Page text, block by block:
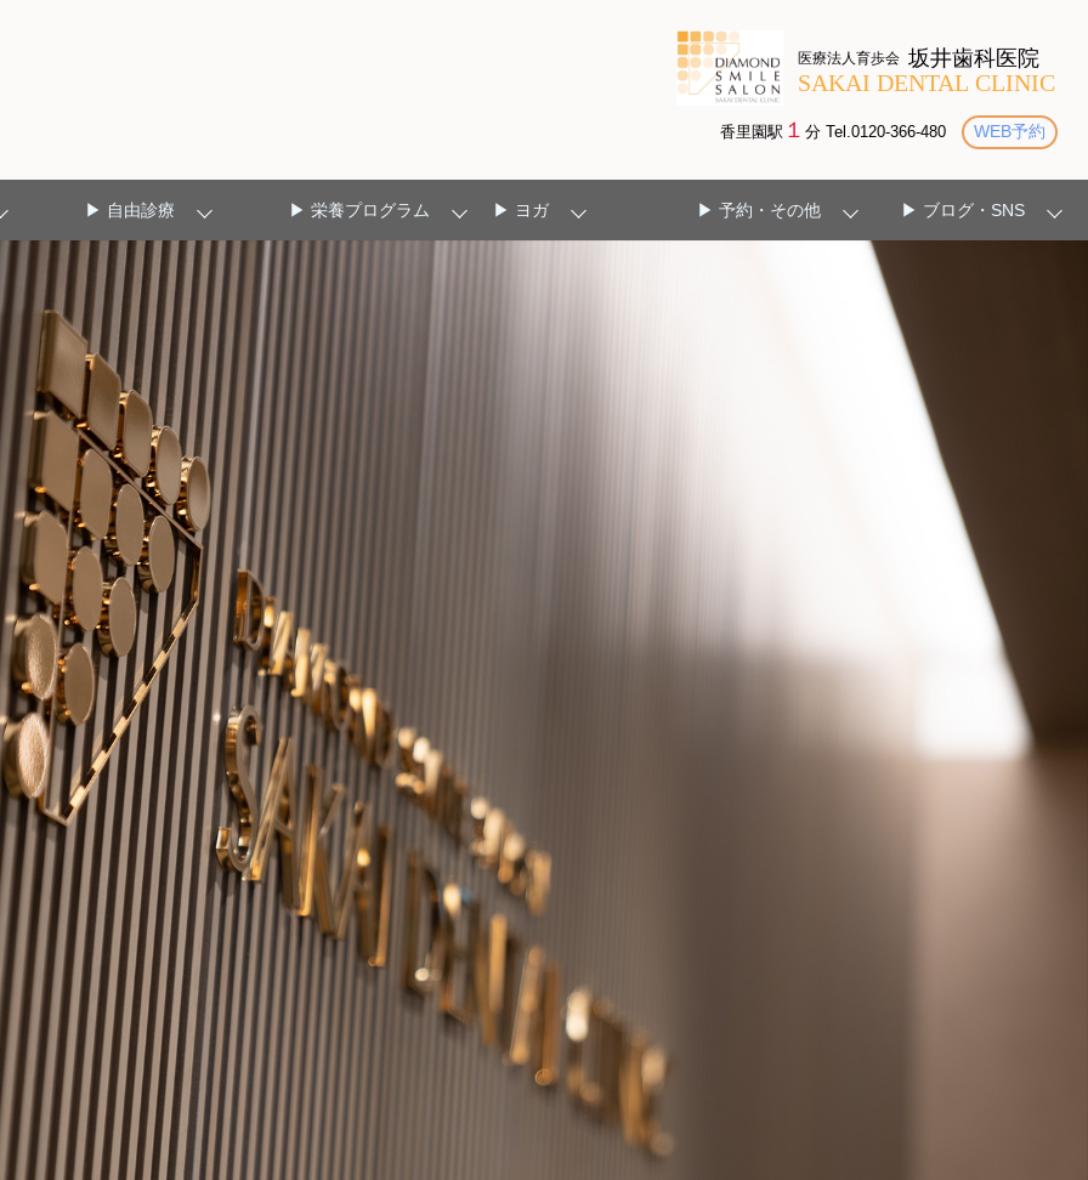
香里園駅 １ 分 Tel.0120-366-480 WEB予約
▶ 自由診療 ▶ 栄養プログラム ▶ ヨガ ▶ 予約・その他 ▶ ブログ・SNS